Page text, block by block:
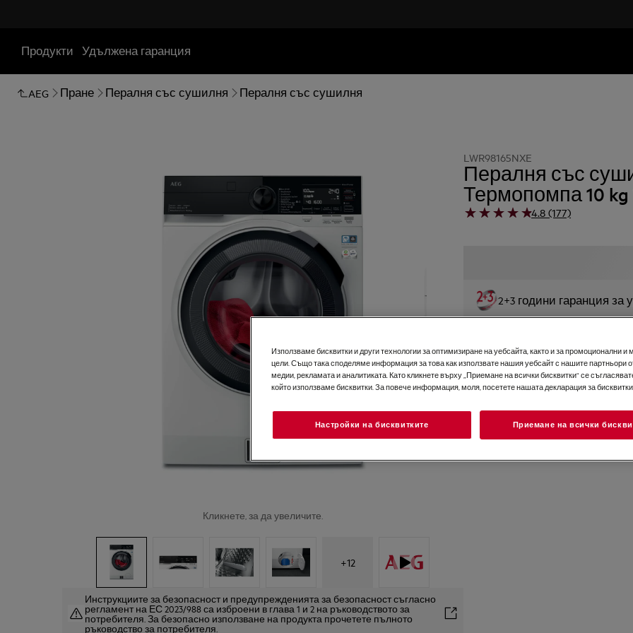
Продукти Удължена гаранция
AEG Пране Пералня със сушилня Пералня със сушилня
Кликнете, за да увеличите.
+12
Инструкциите за безопасност и предупрежденията за безопасност съгласно
регламент на ЕС 2023/988 са изброени в глава 1 и 2 на ръководството за
потребителя. За безопасно използване на продукта прочетете пълното
ръководство за потребителя.
LWR98165NXE
Пералня със
Термопомпа 10 kg
4.8 (177)
2+3 години гаранция за
Използваме бисквитки и други технологии за оптимизиране на уебсайта, както и за промоционални и
цели. Също така споделяме информация за това как използвате нашия уебсайт с нашите партньори
медии, рекламата и аналитиката. Като кликнете върху „Приемане на всички бисквитки“ се
който използваме бисквитки. За повече информация, моля, посетете нашата декларация за бисквитки.
Настройки на бисквитките Приемане на всички